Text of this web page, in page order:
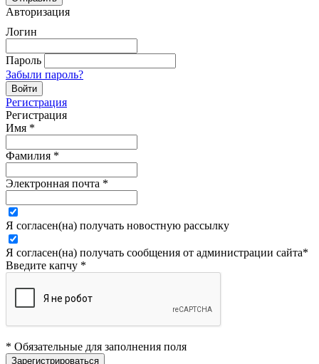
Авторизация
Логин
Пароль
Забыли пароль?
Регистрация
Регистрация
Имя *
Фамилия *
Электронная почта *
Я согласен(на) получать новостную рассылку
Я согласен(на) получать сообщения от администрации сайта*
Введите капчу *
* Обязательные для заполнения поля